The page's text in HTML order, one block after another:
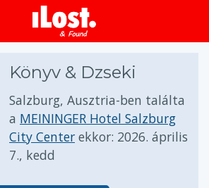
Könyv & Dzseki
Salzburg, Ausztria-ben találta
a MEININGER Hotel Salzburg
City Center ekkor: 2026. április
7., kedd